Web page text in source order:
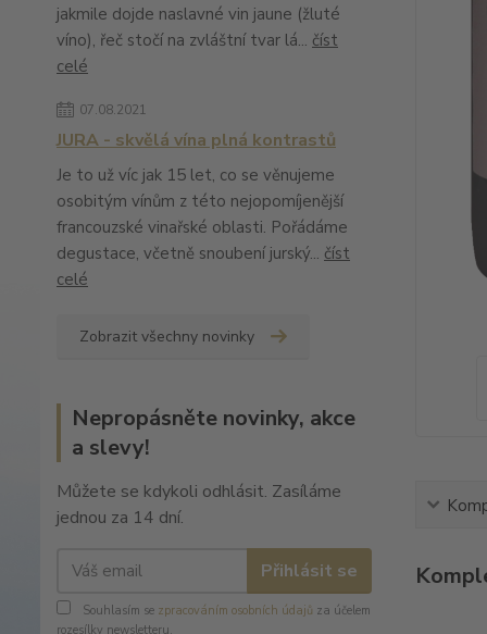
jakmile dojde naslavné vin jaune (žluté
víno), řeč stočí na zvláštní tvar lá... číst
celé
07.08.2021
JURA - skvělá vína plná kontrastů
Je to už víc jak 15 let, co se věnujeme
osobitým vínům z této nejopomíjenější
francouzské vinařské oblasti. Pořádáme
degustace, včetně snoubení jurský... číst
celé
Zobrazit všechny novinky
Nepropásněte novinky, akce
a slevy!
Můžete se kdykoli odhlásit. Zasíláme
jednou za 14 dní.
Přihlásit se
Souhlasím se zpracováním osobních údajů za účelem
rozesílky newsletteru.